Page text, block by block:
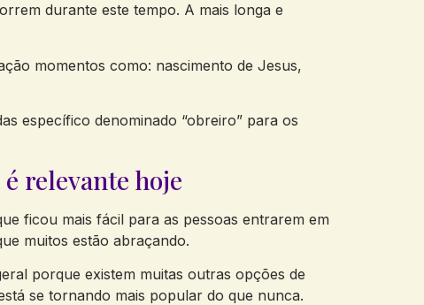
durante este tempo. A mais longa e
momentos como: nascimento de Jesus,
específico denominado “obreiro” para os
relevante hoje
ficou mais fácil para as pessoas entrarem em
muitos estão abraçando.
porque existem muitas outras opções de
se tornando mais popular do que nunca.